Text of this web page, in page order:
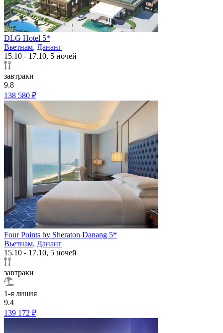
DLG Hotel 5*
Вьетнам, Дананг
15.10 - 17.10, 5 ночей
завтраки
9.8
138 580 ₽
Four Points by Sheraton Danang 5*
Вьетнам, Дананг
15.10 - 17.10, 5 ночей
завтраки
1-я линия
9.4
139 172 ₽